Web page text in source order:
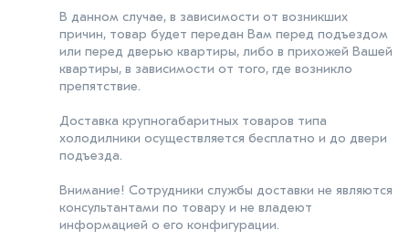
В данном случае, в зависимости от возникших
причин, товар будет передан Вам перед подъездом
или перед дверью квартиры, либо в прихожей Вашей
квартиры, в зависимости от того, где возникло
препятствие.
Доставка крупногабаритных товаров типа
холодилники осуществляется бесплатно и до двери
подъезда.
Внимание! Сотрудники службы доставки не являются
консультантами по товару и не владеют
информацией о его конфигурации.